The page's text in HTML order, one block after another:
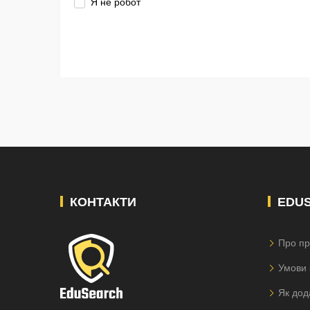
КОНТАКТИ
Про
Умови
Як